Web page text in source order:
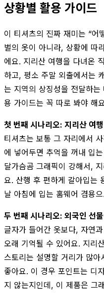
상황별 활용 가이드
이 티셔츠의 진짜 재미는 “어
벌의 옷이 아니라, 상황에 따
에요. 지리산 여행을 다녀온
하고, 평소 주말 외출에서는
는 지역의 상징성을 전달하
용 가이드는 꼭 따로 봐야 해
첫 번째 시나리오: 지리산 여
티셔츠는 보통 그 자리에서
에 넣어두면 추억을 꺼내 입
달가슴곰 그래픽이 강해서,
요. 산행 후 편하게 갈아입는
날 아침에 입는 홈웨어 겸용
두 번째 시나리오: 외국인 선물
글자가 들어간 옷보다, 자연
오래 기억될 수 있어요. 지리
스토리는 설명할 거리가 많
좋아요. 이 경우 포인트는 디
지 않는지인데, 이 제품은 그